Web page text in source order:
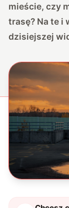
mieście, czy
trasę? Na te i
dzisiejszej